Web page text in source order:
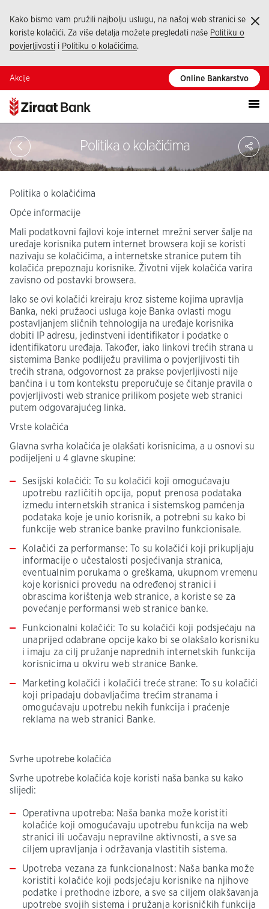
Kako bismo vam pružili najbolju uslugu, na našoj web stranici se
koriste kolačići. Za više detalja možete pregledati naše Politiku o
povjerljivosti i Politiku o kolačićima.
Akcije Online Bankarstvo
Politika o kolačićima
Politika o kolačićima
Opće informacije
Mali podatkovni fajlovi koje internet mrežni server šalje na
uređaje korisnika putem internet browsera koji se koristi
nazivaju se kolačićima, a internetske stranice putem tih
kolačića prepoznaju korisnike. Životni vijek kolačića varira
zavisno od postavki browsera.
Iako se ovi kolačići kreiraju kroz sisteme kojima upravlja
Banka, neki pružaoci usluga koje Banka ovlasti mogu
postavljanjem sličnih tehnologija na uređaje korisnika
dobiti IP adresu, jedinstveni identifikator i podatke o
identifikatoru uređaja. Također, iako linkovi trećih strana u
sistemima Banke podliježu pravilima o povjerljivosti tih
trećih strana, odgovornost za prakse povjerljivosti nije
bančina i u tom kontekstu preporučuje se čitanje pravila o
povjerljivosti web stranice prilikom posjete web stranici
putem odgovarajućeg linka.
Vrste kolačića
Glavna svrha kolačića je olakšati korisnicima, a u osnovi su
podijeljeni u 4 glavne skupine:
Sesijski kolačići: To su kolačići koji omogućavaju
upotrebu različitih opcija, poput prenosa podataka
između internetskih stranica i sistemskog pamćenja
podataka koje je unio korisnik, a potrebni su kako bi
funkcije web stranice banke pravilno funkcionisale.
Kolačići za performanse: To su kolačići koji prikupljaju
informacije o učestalosti posjećivanja stranica,
eventualnim porukama o greškama, ukupnom vremenu
koje korisnici provedu na određenoj stranici i
obrascima korištenja web stranice, a koriste se za
povećanje performansi web stranice banke.
Funkcionalni kolačići: To su kolačići koji podsjećaju na
unaprijed odabrane opcije kako bi se olakšalo korisniku
i imaju za cilj pružanje naprednih internetskih funkcija
korisnicima u okviru web stranice Banke.
Marketing kolačići i kolačići treće strane: To su kolačići
koji pripadaju dobavljačima trećim stranama i
omogućavaju upotrebu nekih funkcija i praćenje
reklama na web stranici Banke.
Svrhe upotrebe kolačića
Svrhe upotrebe kolačića koje koristi naša banka su kako
slijedi:
Operativna upotreba: Naša banka može koristiti
kolačiće koji omogućavaju upotrebu funkcija na web
stranici ili uočavaju nepravilne aktivnosti, a sve sa
ciljem upravljanja i održavanja vlastitih sistema.
Upotreba vezana za funkcionalnost: Naša banka može
koristiti kolačiće koji podsjećaju korisnike na njihove
podatke i prethodne izbore, a sve sa ciljem olakšavanja
upotrebe svojih sistema i pružanja korisničkih funkcija